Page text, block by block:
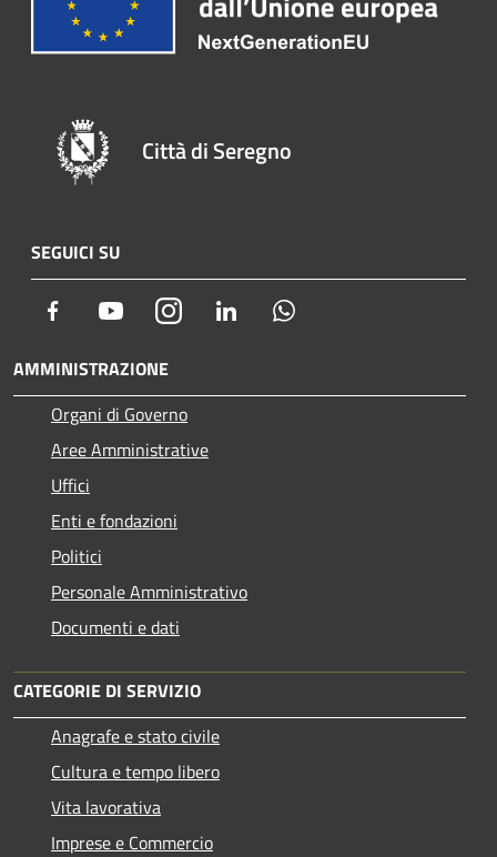
Città di Seregno
SEGUICI SU
Facebook YoutubeInstagram LinkedIn
AMMINISTRAZIONE
Organi di Governo
Aree Amministrative
Uffici
Enti e fondazioni
Politici
Personale Amministrativo
Documenti e dati
CATEGORIE DI SERVIZIO
Anagrafe e stato civile
Cultura e tempo libero
Vita lavorativa
Imprese e Commercio